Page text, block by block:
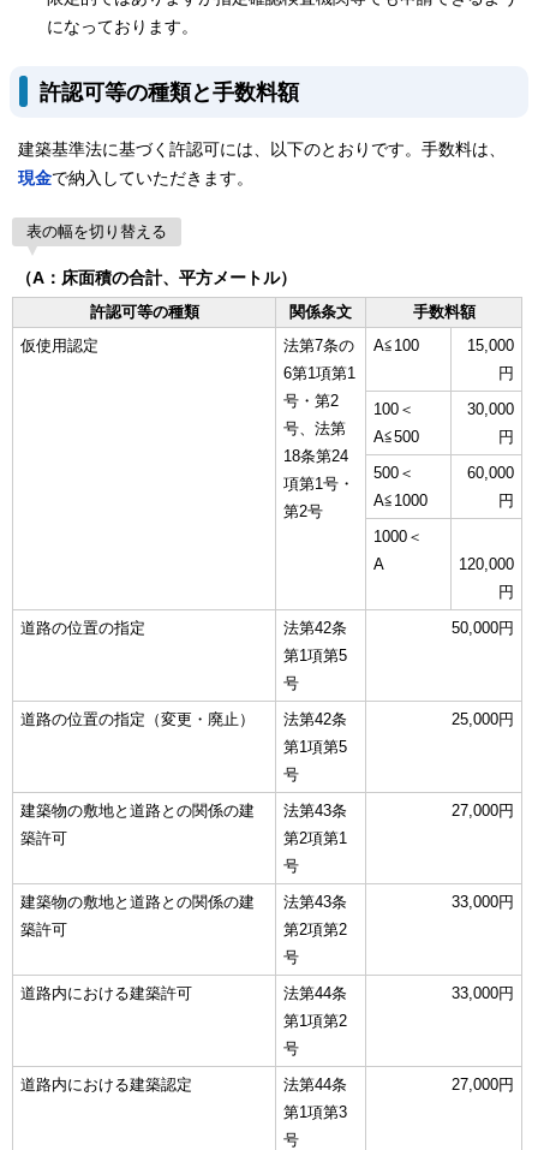
になっております。
許認可等の種類と手数料額
建築基準法に基づく許認可には、以下のとおりです。手数料は、
現金で納入していただきます。
表の幅を切り替える
（A：床面積の合計、平方メートル）
許認可等の種類
関係条文
手数料額
仮使用認定
法第7条の
6第1項第1
号・第2
号、法第
18条第24
項第1号・
第2号
A≦100
15,000
円
100＜
A≦500
30,000
円
500＜
A≦1000
60,000
円
1000＜
A
120,000
円
道路の位置の指定
法第42条
第1項第5
号
50,000円
道路の位置の指定（変更・廃止）
法第42条
第1項第5
号
25,000円
建築物の敷地と道路との関係の建
築許可
法第43条
第2項第1
号
27,000円
建築物の敷地と道路との関係の建
築許可
法第43条
第2項第2
号
33,000円
道路内における建築許可
法第44条
第1項第2
号
33,000円
道路内における建築認定
法第44条
第1項第3
号
27,000円